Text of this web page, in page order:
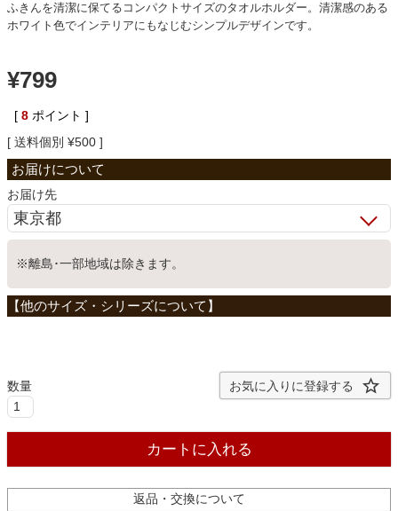
食器棚・キッチン収納
収納家具
学習机
ホームオフィス
ふきんを清潔に保てるコンパクトサイズのタオルホルダー。清潔感のある
ホワイト色でインテリアにもなじむシンプルデザインです。
¥799
[ 8 ポイント ]
送料個別 ¥500
お届け先
※離島･一部地域は除きます。
お気に入りに登録する
カートに入れる
返品・交換について